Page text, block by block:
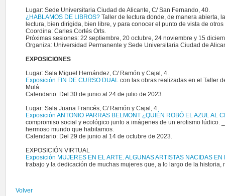
Lugar: Sede Universitaria Ciudad de Alicante, C/ San Fernando, 40.
¿HABLAMOS DE LIBROS?Taller de lectura donde, de manera abierta,
lectura, bien dirigida, bien libre, y para conocer el punto de vista de
Coordina: Carles Cortés Orts.
Próximas sesiones: 22 septiembre, 20 octubre, 24 noviembre y 15
Organiza: Universidad Permanente y Sede Universitaria Ciudad de
EXPOSICIONES
Lugar: Sala Miguel Hernández, C/ Ramón y Cajal, 4.
Exposición FIN DE CURSO DUALcon las obras realizadas en el Taller
Mulá.
Calendario: Del 30 de junio al 24 de julio de 2023.
Lugar: Sala Juana Francés, C/ Ramón y Cajal, 4
Exposición ANTONIO PARRAS BELMONT ¿QUIÉN ROBÓ EL AZUL AL
compromiso social y ecológico junto a imágenes de un erotismo
hermoso mundo que habitamos.
Calendario: Del 29 de junio al 14 de octubre de 2023.
EXPOSICIÓN VIRTUAL
Exposición MUJERES EN EL ARTE. ALGUNAS ARTISTAS NACIDAS
trabajo y la dedicación de muchas mujeres que, a lo largo de la
Volver